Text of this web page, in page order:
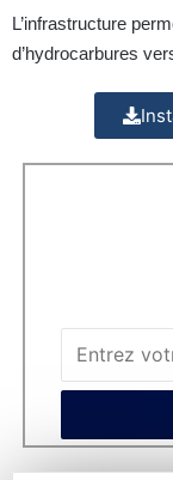
L’infrastructure
d’hydrocarbures